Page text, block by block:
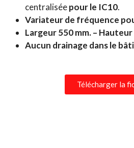
centraliséepour le IC10.
Variateur de fréquence
Largeur550 mm. – Hauteur
Aucun drainage dans le
Télécharger la